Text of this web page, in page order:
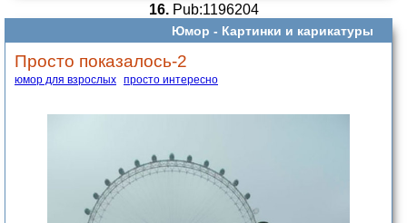
16.Pub:1196204
Юмор - Картинки и карикатуры
Просто показалось-2
юмор для взрослых просто интересно